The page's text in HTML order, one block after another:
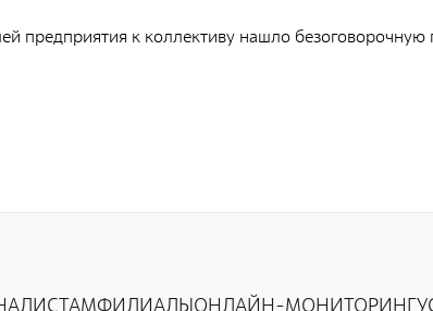
предприятия к коллективу нашло безоговорочную
ФИЛИАЛЫОНЛАЙН-МОНИТОРИНГ